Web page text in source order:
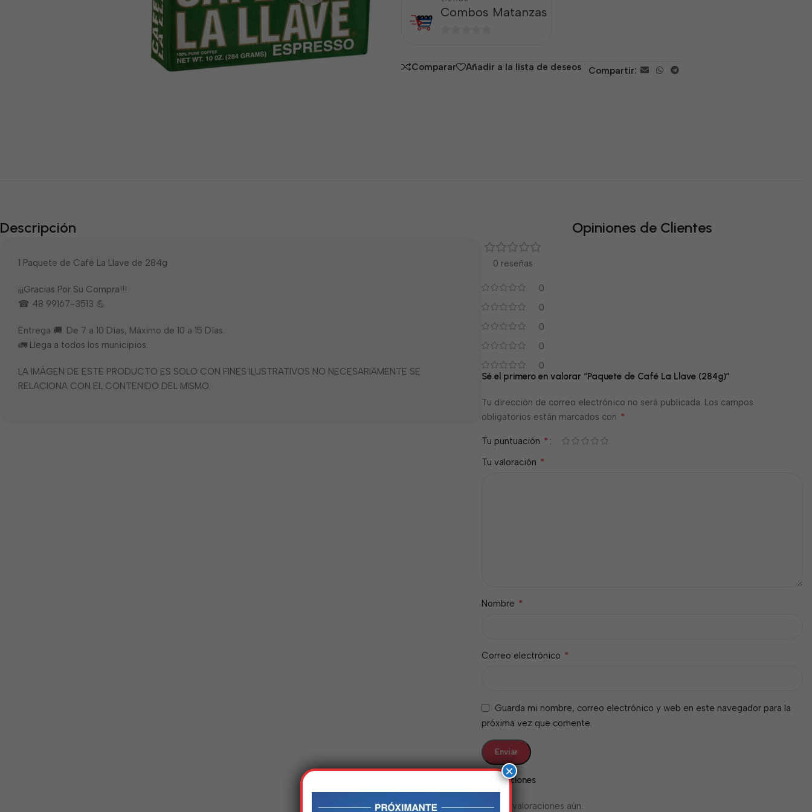
Combos Matanzas
5
Comparar Añadir a la lista de deseos Compartir:
Descripción
1 Paquete de Café La Llave de 284g
¡¡¡Gracias Por Su Compra!!!
☎ 48 99167-3513 💪
Entrega 🚚: De 7 a 10 Días, Máximo de 10 a 15 Días.
🚛 Llega a todos los municipios.
LA IMÁGEN DE ESTE PRODUCTO ES SOLO CON FINES ILUSTRATIVOS NO NECESARIAMENTE SE
RELACIONA CON EL CONTENIDO DEL MISMO.
Opiniones de Clientes
0 reseñas
0
0
0
0
0
Valoraciones
No hay valoraciones aún.
Sé el primero en valorar “Paquete de Café La Llave (284g)”
Tu dirección de correo electrónico no será publicada. Los campos
obligatorios están marcados con *
Tu puntuación *
Tu valoración *
Nombre *
Correo electrónico *
Guarda mi nombre, correo electrónico y web en este navegador para la
próxima vez que comente.
×